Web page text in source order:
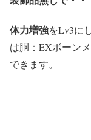
体力増強をLv3に
は胴：EXボーン
できます。